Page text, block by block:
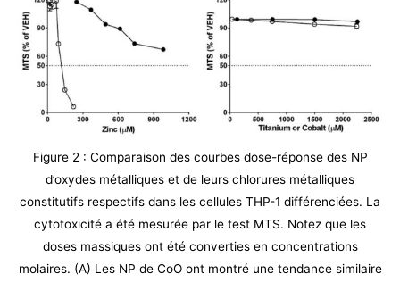
Figure 2 : Comparaison des courbes dose-réponse des NP
d’oxydes métalliques et de leurs chlorures métalliques
constitutifs respectifs dans les cellules THP-1 différenciées. La
cytotoxicité a été mesurée par le test MTS. Notez que les
doses massiques ont été converties en concentrations
molaires. (A) Les NP de CoO ont montré une tendance similaire